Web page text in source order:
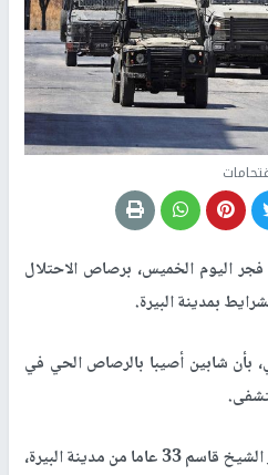
اليوم الخميس، برصاص الاحتلال
بمدينة البيرة.
بأن شابين أصيبا بالرصاص الحي في
كما اعتقل الاحتلال، الشابان منذر الشيخ قاسم 33 عاما من مدينة البيرة،